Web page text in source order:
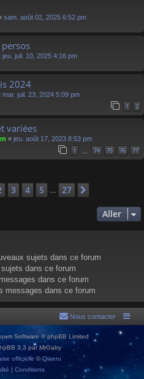
sam. août 02, 2025 6:52 pm
jeu. juil. 10, 2025 4:16 pm
2024
mar. juil. 23, 2024 5:09 pm
1 2
variées
« jeu. août 17, 2023 8:53 pm
1 … 74 75 76 77
sur 27
3 4 5 27
Aller
sujets dans ce forum
dans ce forum
dans ce forum
messages dans ce forum
Nous contacter
Software © phpBB Limited
3.3 par MrGaby
officielle ©Qiaeru
| Conditions